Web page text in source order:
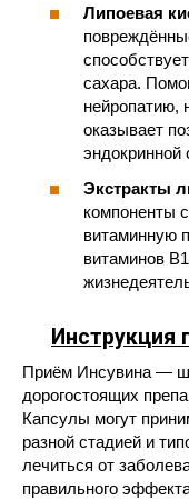
Липоевая
сахара.
нейропатию,
оказывает
эндокринной
Экстракты
компоненты
витаминную
витаминов
Инструкция
Приём Инсувина —
дорогостоящих
Капсулы могут
разной стадией и
лечиться от
правильного